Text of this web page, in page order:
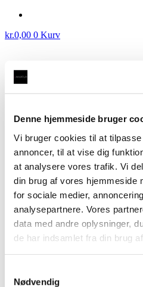
Denne hjemmeside bruger
Vi bruger cookies til at
annoncer, til at vise dig
at analysere vores trafik. Vi
din brug af vores hjemmeside
for sociale medier,
analysepartnere. Vores
data med andre oplysninger,
de har indsamlet fra din brug
Nødvendig
kr.0,00 0 Kurv
inkl. kalkfilter i messing med
DEMOVANDHANE: 3-1
udtræksslange med kogende
messing med firkantet tud kr.
A, fleksibel
kogende vand
messing med